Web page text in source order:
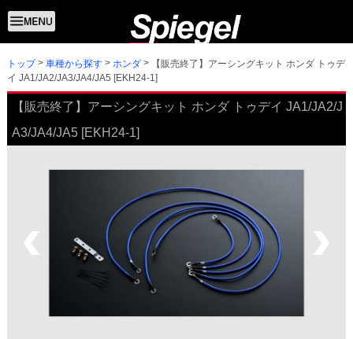
トップ 車種から探す ホンダ
【販売終了】アーシングキット ホンダ トゥデ
イ JA1/JA2/JA3/JA4/JA5 [EKH24-1]
【販売終了】アーシングキット ホンダ トゥデイ JA1/JA2/J
A3/JA4/JA5 [EKH24-1]